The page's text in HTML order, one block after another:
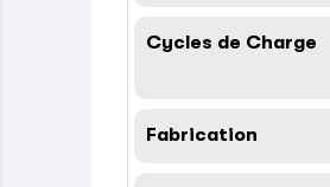
Cycles de Charge
Fabrication